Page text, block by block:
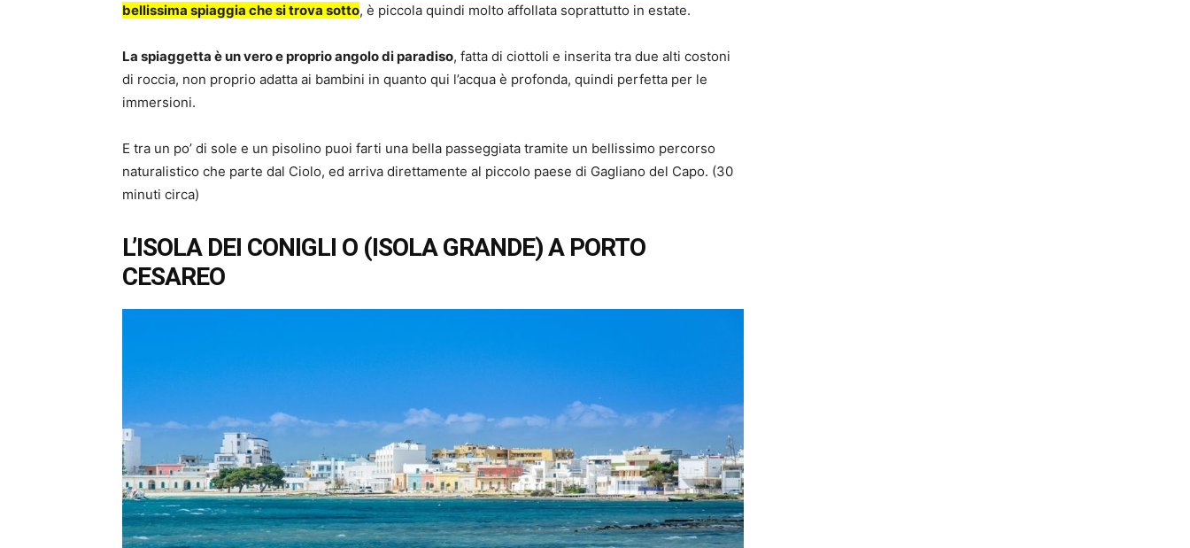
bellissima spiaggia che si trova sotto, è piccola quindi molto affollata soprattutto in estate.
La spiaggetta è un vero e proprio angolo di paradiso, fatta di ciottoli e inserita tra due alti costoni
di roccia, non proprio adatta ai bambini in quanto qui l’acqua è profonda, quindi perfetta per le
immersioni.
E tra un po’ di sole e un pisolino puoi farti una bella passeggiata tramite un bellissimo percorso
naturalistico che parte dal Ciolo, ed arriva direttamente al piccolo paese di Gagliano del Capo. (30
minuti circa)
L’ISOLA DEI CONIGLI O (ISOLA GRANDE) A PORTO
CESAREO